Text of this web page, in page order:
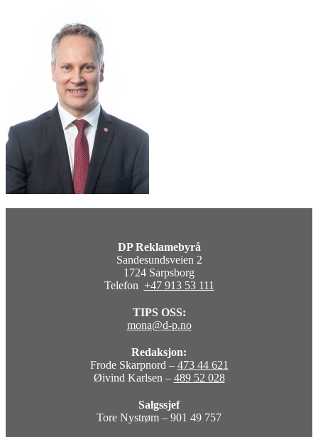
DP Reklamebyrå
Sandesundsveien 2
1724 Sarpsborg
Telefon +47 913 53 111
TIPS OSS:
mona@d-p.no
Redaksjon:
Frode Skarpnord – 473 44 621
Øivind Karlsen – 489 52 028
Salgssjef
Tore Nystrøm – 901 49 757